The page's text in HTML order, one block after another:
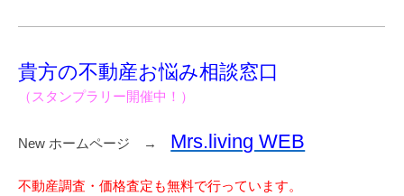
貴方の不動産お悩み相談窓口
（スタンプラリー開催中！）
New ホームページ → Mrs.living WEB
不動産調査・価格査定も無料で行っています。